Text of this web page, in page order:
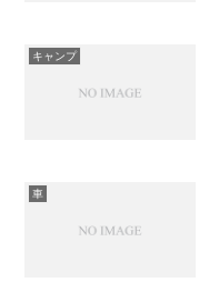
キャンプ
車